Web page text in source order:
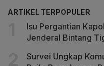
ARTIKEL TERPOPULER
Isu Pergantian
Jenderal Bintang
Survei Ungkap